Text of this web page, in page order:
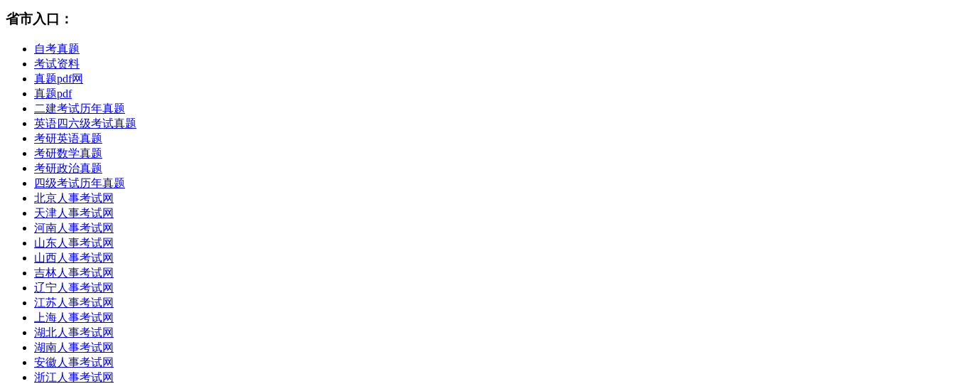
省市入口：
自考真题
考试资料
真题pdf网
真题pdf
二建考试历年真题
英语四六级考试真题
考研英语真题
考研数学真题
考研政治真题
四级考试历年真题
北京人事考试网
天津人事考试网
河南人事考试网
山东人事考试网
山西人事考试网
吉林人事考试网
辽宁人事考试网
江苏人事考试网
上海人事考试网
湖北人事考试网
湖南人事考试网
安徽人事考试网
浙江人事考试网